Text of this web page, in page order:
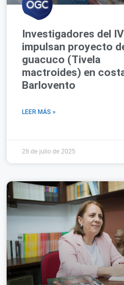
Investigadores del
impulsan proyecto
guacuco (Tivela
mactroides) en
Barlovento
LEER MÁS »
28 de julio de 2025